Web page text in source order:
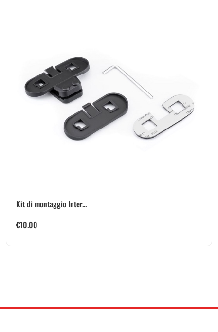
Kit di montaggio Inter...
€10.00